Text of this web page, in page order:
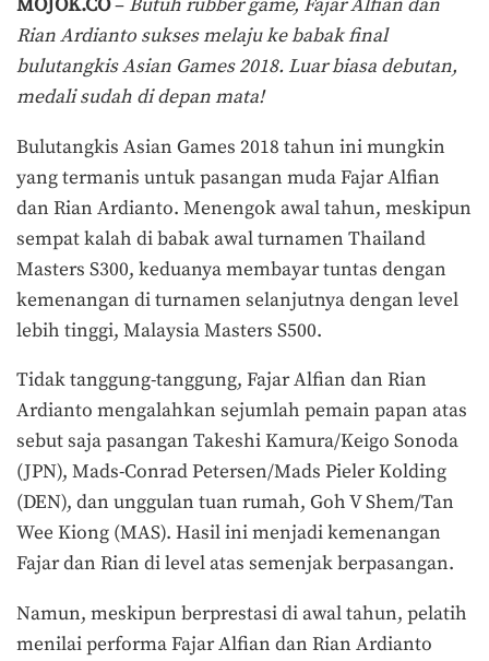
MOJOK.CO– Butuh rubber game, Fajar Alfian dan
Rian Ardianto sukses melaju ke babak final
bulutangkis Asian Games 2018. Luar biasa debutan,
medali sudah di depan mata!
Bulutangkis Asian Games 2018 tahun ini mungkin
yang termanis untuk pasangan muda Fajar Alfian
dan Rian Ardianto. Menengok awal tahun, meskipun
sempat kalah di babak awal turnamen Thailand
Masters S300, keduanya membayar tuntas dengan
kemenangan di turnamen selanjutnya dengan level
lebih tinggi, Malaysia Masters S500.
Tidak tanggung-tanggung, Fajar Alfian dan Rian
Ardianto mengalahkan sejumlah pemain papan atas
sebut saja pasangan Takeshi Kamura/Keigo Sonoda
(JPN), Mads-Conrad Petersen/Mads Pieler Kolding
(DEN), dan unggulan tuan rumah, Goh V Shem/Tan
Wee Kiong (MAS). Hasil ini menjadi kemenangan
Fajar dan Rian di level atas semenjak berpasangan.
Namun, meskipun berprestasi di awal tahun, pelatih
menilai performa Fajar Alfian dan Rian Ardianto